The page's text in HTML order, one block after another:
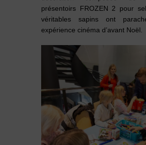
présentoirs FROZEN 2 pour
véritables sapins ont
expérience cinéma d’avant Noël.